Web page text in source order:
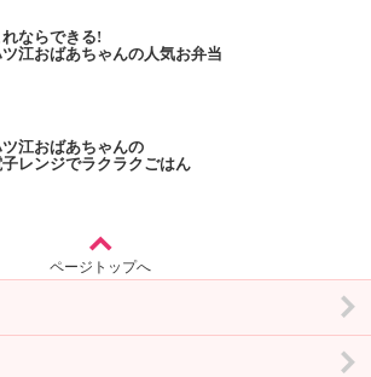
れならできる!
江おばあちゃんの人気お弁当
江おばあちゃんの
子レンジでラクラクごはん
ページトップへ